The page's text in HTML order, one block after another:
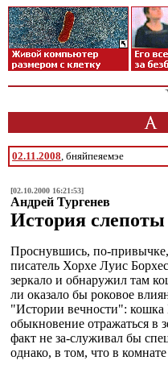
02.11.2008, бняйпеяемэе
[02.10.2000 16:21:53]
Андрей Тургенев
История слепоты
Проснувшись, по-
писатель Хорхе Луис
зеркало и обнаружил там
ли оказало бы роковое
"Истории вечности": кошка
обыкновение отражаться в
факт не за-служивал бы
однако, в том, что в